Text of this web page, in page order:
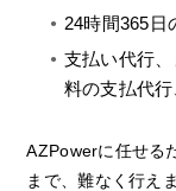
24時間365日
支払い代行
料の支払代
AZPowerに任せる
まで、難なく行え